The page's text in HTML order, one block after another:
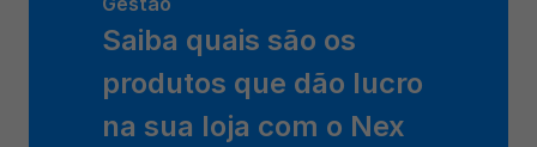
Saiba quais são os
produtos que dão lucro
na sua loja com o Nex